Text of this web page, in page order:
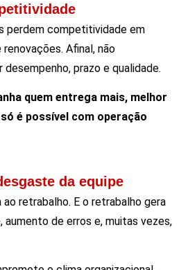
perdem competitividade em
Afinal, não
prazo e qualidade.
quem entrega mais, melhor
é possível com operação
da equipe
retrabalho. E o retrabalho gera
aumento de erros e, muitas vezes,